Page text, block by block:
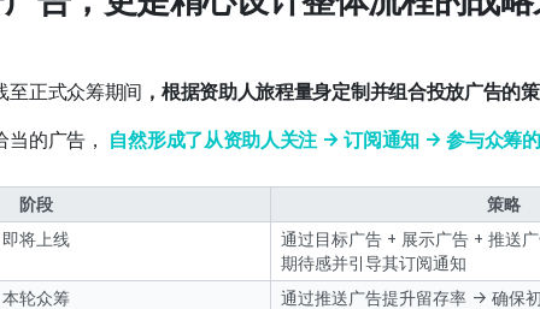
至正式众筹期间 ，根据资助人旅程量身定制并组合投放广告的
的广告， 自然形成了从资助人关注 → 订阅通知 → 参与众筹
阶段
策略
即将上线
通过目标广告 + 展示广告 + 推送
期待感并引导其订阅通知
本轮众筹
通过推送广告提升留存率 → 确保